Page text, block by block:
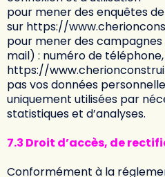
pour mener des enquêtes
sur https://
pour mener des
mail) : numéro de
https://
pas vos données
uniquement utilisées par
statistiques et d’analyses.
7.3 Droit d’accès, de
Conformément à la